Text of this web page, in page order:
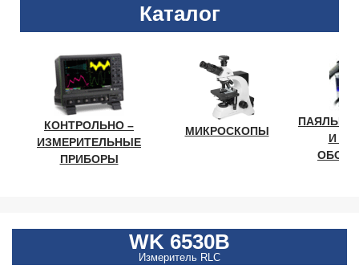
Каталог
КОНТРОЛЬНО –
ИЗМЕРИТЕЛЬНЫЕ
ПРИБОРЫ
МИКРОСКОПЫ
И
WK 6530B
Измеритель RLC